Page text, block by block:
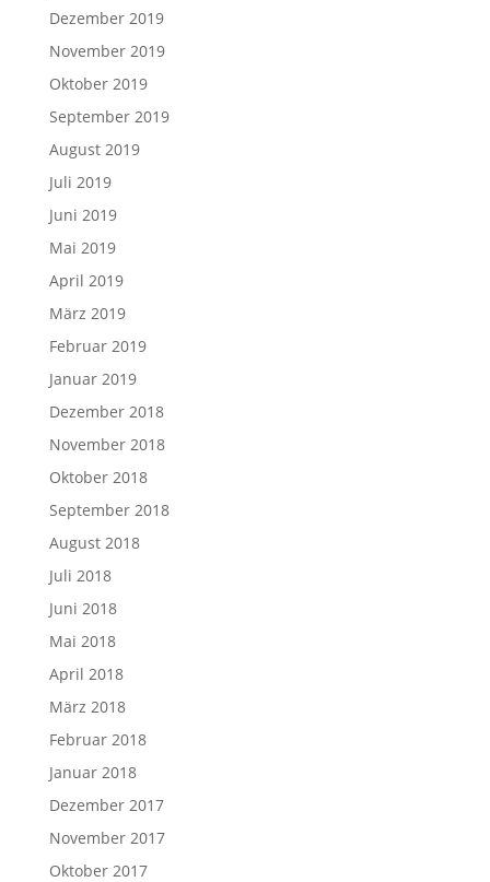
Dezember 2019
November 2019
Oktober 2019
September 2019
August 2019
Juli 2019
Juni 2019
Mai 2019
April 2019
März 2019
Februar 2019
Januar 2019
Dezember 2018
November 2018
Oktober 2018
September 2018
August 2018
Juli 2018
Juni 2018
Mai 2018
April 2018
März 2018
Februar 2018
Januar 2018
Dezember 2017
November 2017
Oktober 2017